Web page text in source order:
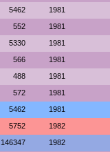
5462 1981
552 1981
5330 1981
566 1981
488 1981
572 1981
5462 1981
5752 1982
146347 1982